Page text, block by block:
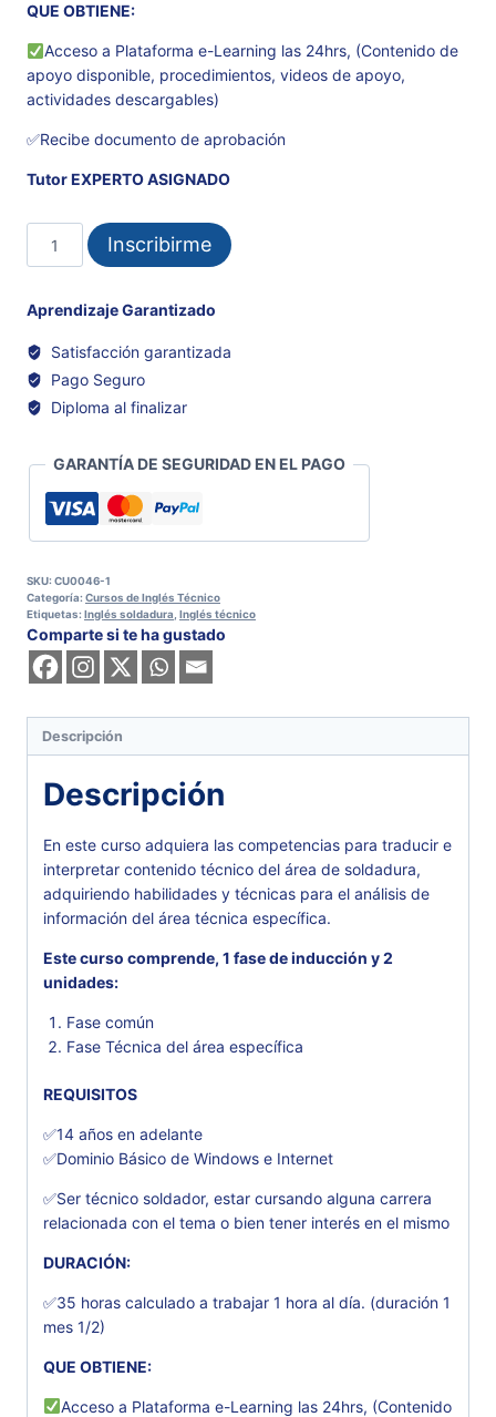
QUE OBTIENE:
Acceso a Plataforma e-Learning las 24hrs, (Contenido de
apoyo disponible, procedimientos, videos de apoyo,
actividades descargables)
✅Recibe documento de aprobación
Tutor EXPERTO ASIGNADO
TÉCNICO
A
cantidad
Inscribirme
Aprendizaje Garantizado
Satisfacción garantizada
Pago Seguro
Diploma al finalizar
GARANTÍA DE SEGURIDAD EN EL PAGO
SKU:CU0046-1
Categoría:Cursos de Inglés Técnico
Etiquetas: Inglés soldadura, Inglés técnico
Comparte si te ha gustado
Descripción
Descripción
En este curso adquiera las competencias para traducir e
interpretar contenido técnico del área de soldadura,
adquiriendo habilidades y técnicas para el análisis de
información del área técnica específica.
Este curso comprende, 1 fase de inducción y 2
unidades:
Fase común
Fase Técnica del área específica
REQUISITOS
✅14 años en adelante
✅Dominio Básico de Windows e Internet
✅Ser técnico soldador, estar cursando alguna carrera
relacionada con el tema o bien tener interés en el mismo
DURACIÓN:
✅35 horas calculado a trabajar 1 hora al día. (duración 1
mes 1/2)
QUE OBTIENE:
Acceso a Plataforma e-Learning las 24hrs, (Contenido